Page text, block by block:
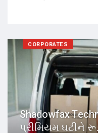
CORPORATES
Shadowfax
પ્રીમિયમ ઘટીને